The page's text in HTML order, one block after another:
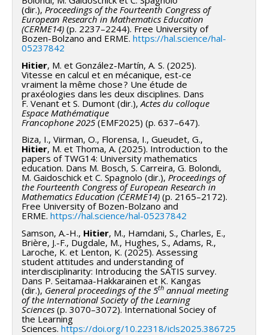
dans la collaboration. Il existe des plateformes
numériques récentes pour soutenir la collaboration et
l'alignement curriculaire (e.g. CourseFlow). Cependant,
ces outils peuvent soutenir la co-création de contenus
et d'apprentissages interdisciplinaires (les ICD) et leur
rôle dans la co-conception d'une approche
interdisciplinaire de l'apprentissage (via les CACE).
l'interdisciplinarité en se posant les questions
suivantes : comment (a) concevoir l'enseignement et
les principes pour atteindre l'objectif ministériel
d'intégration des connaissances, (b) soutenir les
enseignants dans l'intégration et la modélisation de la
pensée interdisciplinaire dans leurs pratiques
pédagogiques, (c) évaluer le degré d'interdisciplinarité
des différentes unités curriculaires et son impact sur
l'apprentissage des sciences ?
Ce projet utilise deux méthodologies spécifiques pour
examiner les processus des systèmes d'activité
pendant les phases de co-conception, de mise en
œuvre et de révision : la recherche-action (RA) et la
nonmathématiques (p. ex. Başkan et al., 2010;
Christensen et Thompson, 2012) et, en particulier, en
mécanique (p. ex. Basson, 2002)
Pour aider les étudiants à mieux apprivoiser la notion
de dérivée, un jumelage avec le cours de mécanique, a
été mis en place de sorte que les étudiants puissent
mieux apprivoiser cette notion en calcul et
d’approfondir certaines notions de mécanique (vitesse
et accélération). Un premier cycle de notre recherche-
action collaborative a été mené lors de
l’implémentation du jumelage au trimestre d’automne
2019, ce qui a mené à la deuxième
itération de l’automne 2020. La pandémie a fortement
ralenti notre recherche et nous n’avons pu étudier que
l’implémentation de l’automne 2021. Le suivi du
jumelage a été effectué par des observations des
classes jumelées, des rencontres régulières avec les
enseignants et trois questionnaires étudiants
distribués à différent moment dans le trimestre.
Les résultats obtenus montrent que les étudiants
ayant participé au cours jumelé établissent plus des
liens entre les contenus liés à la dérivée dans les deux
(dir.), Proceedings of the Fourteenth Congress of
European Research in Mathematics Education
(CERME14) (p. 2237–2244). Free University of
Bozen-Bolzano and ERME. https://hal.science/hal-
05237842
Hitier, M. et González-Martín, A. S. (2025).
Vitesse en calcul et en mécanique, est-ce
vraiment la même chose ? Une étude de
praxéologies dans les deux disciplines. Dans
F. Venant et S. Dumont (dir.), Actes du colloque
Espace Mathématique
Francophone 2025(EMF2025) (p. 637–647).
Biza, I., Viirman, O., Florensa, I., Gueudet, G.,
Hitier, M. et Thoma, A. (2025). Introduction to the
papers of TWG14: University mathematics
education. Dans M. Bosch, S. Carreira, G. Bolondi,
M. Gaidoschick et C. Spagnolo (dir.), Proceedings of
the Fourteenth Congress of European Research in
Mathematics Education (CERME14) (p. 2165–2172).
Free University of Bozen-Bolzano and
ERME. https://hal.science/hal-05237842
Samson, A.-H., Hitier, M., Hamdani, S., Charles, E.,
Brière, J.-F., Dugdale, M., Hughes, S., Adams, R.,
Laroche, K. et Lenton, K. (2025). Assessing
student attitudes and understanding of
interdisciplinarity: Introducing the SATIS survey.
Dans P. Seitamaa-Hakkarainen et K. Kangas
(dir.), General proceedings of the 5th annual meeting
of the International Society of the Learning
Sciences (p. 3070–3072). International Sociey of
the Learning
Sciences. https://doi.org/10.22318/icls2025.386725